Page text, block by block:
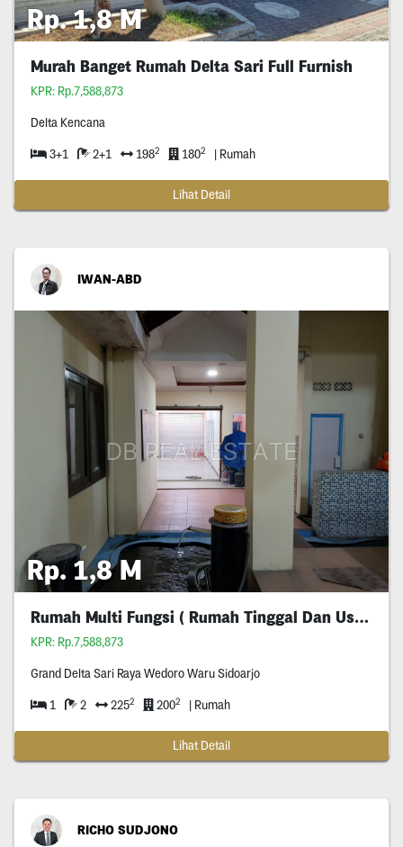
Rp. 1,8 M
Murah Banget Rumah Delta Sari Full Furnish
KPR: Rp.7,588,873
Delta Kencana
3+1 2+1 1982 1802 | Rumah
Lihat Detail
IWAN-ABD
Rp. 1,8 M
Rumah Multi Fungsi ( Rumah Tinggal Dan Usaha)
KPR: Rp.7,588,873
Grand Delta Sari Raya Wedoro Waru Sidoarjo
1 2 2252 2002 | Rumah
Lihat Detail
RICHO SUDJONO